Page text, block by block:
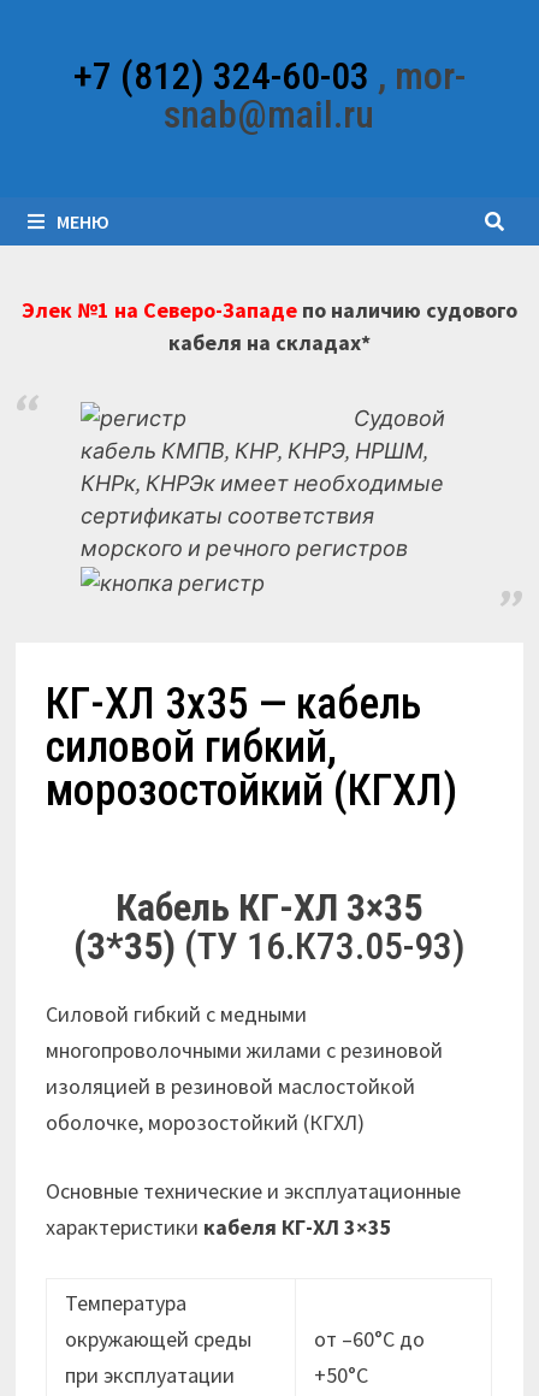
содержимому+7 (812) 324-60-03 , mor-
snab@mail.ru
МЕНЮ
Элек №1 на Северо-Западепо наличию судового
кабеля на складах*
Судовой
кабель КМПВ, КНР, КНРЭ, НРШМ,
КНРк, КНРЭк имеет необходимые
сертификаты соответствия
морского и речного регистров
КГ-ХЛ 3х35 — кабель
силовой гибкий,
морозостойкий (КГХЛ)
Кабель КГ-ХЛ 3×35
(3*35) (ТУ 16.К73.05-93)
Cиловой гибкий с медными
многопроволочными жилами с резиновой
изоляцией в резиновой маслостойкой
оболочке, морозостойкий (КГХЛ)
Основные технические и эксплуатационные
характеристики кабеля КГ-ХЛ 3×35
Температура
окружающей среды
при эксплуатации
от –60°С до
+50°С